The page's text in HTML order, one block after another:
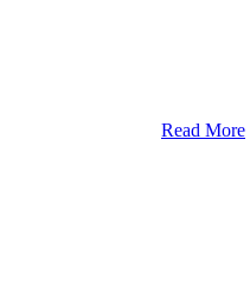
Read More